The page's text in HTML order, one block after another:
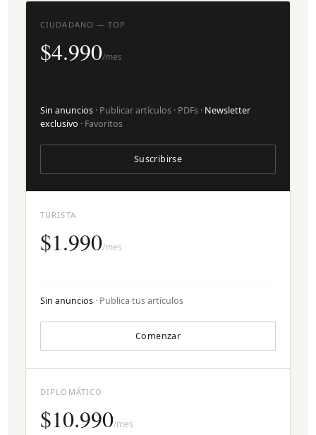
TURISTA
$1.990/mes
Sin anuncios · Publica tus artículos
Comenzar
CIUDADANO — TOP
$4.990/mes
Sin anuncios · Publicar artículos · PDFs · Newsletter
exclusivo · Favoritos
Suscribirse
DIPLOMÁTICO
$10.990/mes